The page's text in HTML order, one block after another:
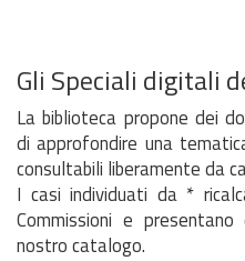
Gli Speciali digitali
La biblioteca propone dei
di approfondire una
consultabili liberamente da
I casi individuati da *
Commissioni e
nostro catalogo.